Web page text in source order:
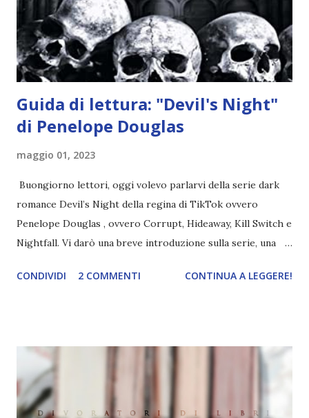
nell'appartamento, senza risultati. Infine cercano nella
chiesetta. Lì trovano Rafael alle prese con gli angeli puri,
ma questa volta ...
Guida di lettura: "Devil's Night"
di Penelope Douglas
maggio 01, 2023
Buongiorno lettori, oggi volevo parlarvi della serie dark
romance Devil’s Night della regina di TikTok ovvero
Penelope Douglas , ovvero Corrupt, Hideaway, Kill Switch e
Nightfall. Vi darò una breve introduzione sulla serie, una
e anche un breve commento sui libri singoli. I libri sono in
grande (Devil's Night 1#) Autrice : Penelope Douglas
Pagine: 448 Editore: Newton Compton Editori
Pubblicazione: 10 Gennaio 2023 Traduttore: Laura Lancini
CONDIVIDI 2 COMMENTI CONTINUA A LEGGERE!